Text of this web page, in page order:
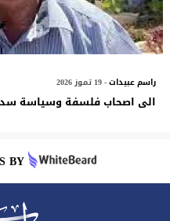
راسم عبيدات- 19 تموز 2026
الى اصحاب فلسفة وسياسة سد
BY